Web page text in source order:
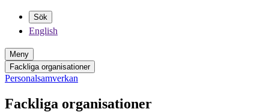
Sök
English
Meny
Fackliga organisationer
Personalsamverkan
Fackliga organisationer